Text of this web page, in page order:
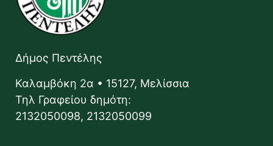
Δήμος Πεντέλης
Καλαμβόκη 2α • 15127, Μελίσσια
Τηλ Γραφείου δημότη:
2132050098, 2132050099